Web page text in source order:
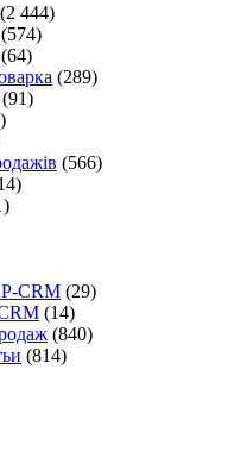
(2 444)
(574)
(64)
(289)
(91)
(566)
CRM (29)
(14)
(840)
(814)